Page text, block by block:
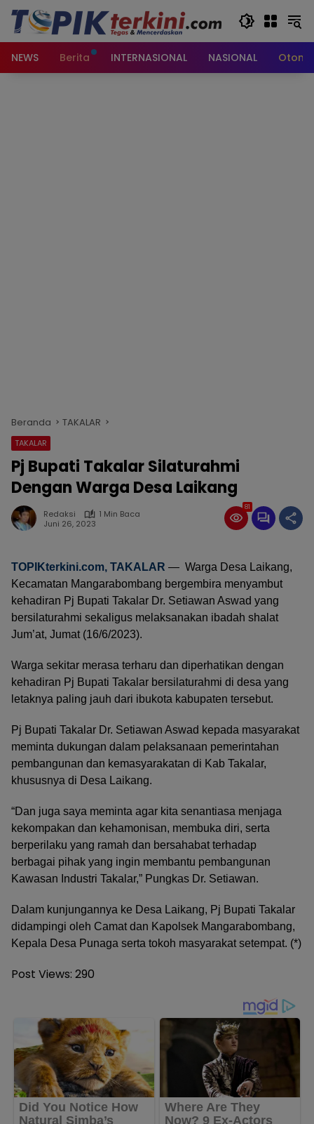
Langsung
konten
NEWS
Berita INTERNASIONAL NASIONAL
Beranda TAKALAR
TAKALAR
Pj Bupati Takalar Silaturahmi
Dengan Warga Desa Laikang
Redaksi
1 Min Baca
Juni 26, 2023
81
TOPIKterkini.com, TAKALAR — Warga Desa Laikang,
Kecamatan Mangarabombang bergembira menyambut
kehadiran Pj Bupati Takalar Dr. Setiawan Aswad yang
bersilaturahmi sekaligus melaksanakan ibadah shalat
Jum’at, Jumat (16/6/2023).
Warga sekitar merasa terharu dan diperhatikan dengan
kehadiran Pj Bupati Takalar bersilaturahmi di desa yang
letaknya paling jauh dari ibukota kabupaten tersebut.
Pj Bupati Takalar Dr. Setiawan Aswad kepada masyarakat
meminta dukungan dalam pelaksanaan pemerintahan
pembangunan dan kemasyarakatan di Kab Takalar,
khususnya di Desa Laikang.
“Dan juga saya meminta agar kita senantiasa menjaga
kekompakan dan kehamonisan, membuka diri, serta
berperilaku yang ramah dan bersahabat terhadap
berbagai pihak yang ingin membantu pembangunan
Kawasan Industri Takalar,” Pungkas Dr. Setiawan.
Dalam kunjungannya ke Desa Laikang, Pj Bupati Takalar
didampingi oleh Camat dan Kapolsek Mangarabombang,
Kepala Desa Punaga serta tokoh masyarakat setempat. (*)
Post Views: 290